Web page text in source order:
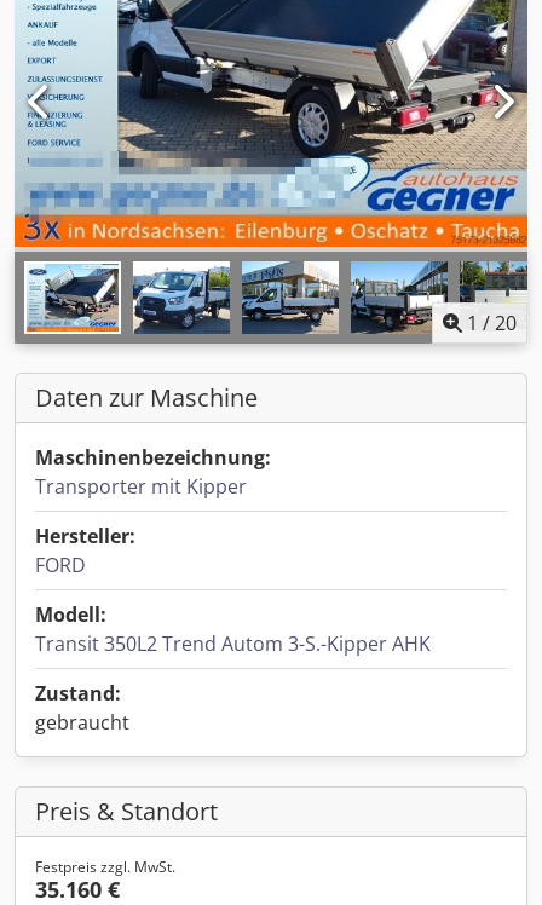
1 /20
Daten zur Maschine
Maschinenbezeichnung:
Transporter mit Kipper
Hersteller:
FORD
Modell:
Transit 350L2 Trend Autom 3-S.-Kipper AHK
Zustand:
gebraucht
Preis & Standort
Festpreis zzgl. MwSt.
35.160 €